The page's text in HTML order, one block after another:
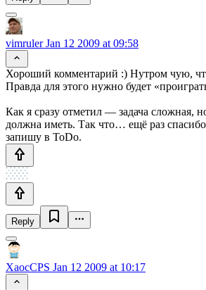
vimrulerJan 12 2009 at 09:58
Хороший комментарий :) Нутром чую,
Правда для этого нужно будет
Как я сразу отметил — задача сложная,
должна иметь. Так что… ещё раз
запишу в ToDo.
Reply
XaocCPS Jan 12 2009 at 10:17